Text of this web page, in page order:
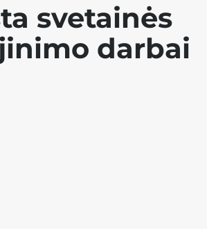
svetainės
darbai